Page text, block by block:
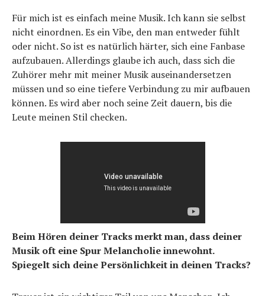
Für mich ist es einfach meine Musik. Ich kann sie selbst
nicht einordnen. Es ein Vibe, den man entweder fühlt
oder nicht. So ist es natürlich härter, sich eine Fanbase
aufzubauen. Allerdings glaube ich auch, dass sich die
Zuhörer mehr mit meiner Musik auseinandersetzen
müssen und so eine tiefere Verbindung zu mir aufbauen
können. Es wird aber noch seine Zeit dauern, bis die
Leute meinen Stil checken.
Beim Hören deiner Tracks merkt man, dass deiner
Musik oft eine Spur Melancholie innewohnt.
Spiegelt sich deine Persönlichkeit in deinen Tracks?